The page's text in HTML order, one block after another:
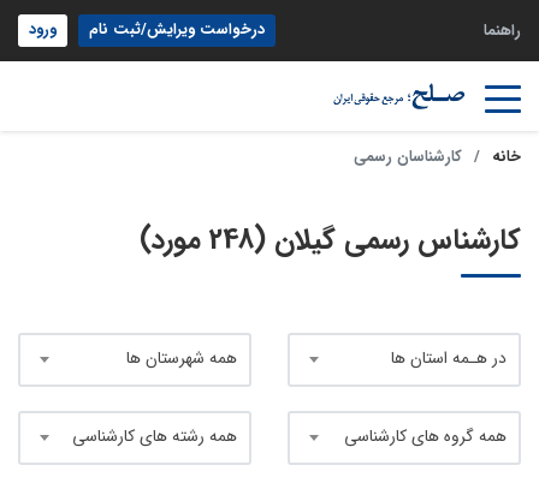
راهنما درخواست ویرایش/ثبت نام ورود
خانه کارشناسان رسمی
کارشناس رسمی گیلان (248 مورد)
در هـمه استان ها همه شهرستان ها
همه گروه های کارشناسی همه رشته های کارشناسی